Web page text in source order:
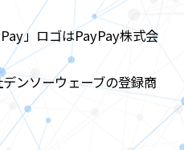
」ロゴはPayPay株式会
ンソーウェーブの登録商